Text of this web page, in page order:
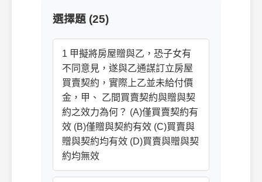
選擇題 (25)
1 甲擬將房屋贈與乙，恐子女有
不同意見，遂與乙通謀訂立房屋
買賣契約，實際上乙並未給付價
金，甲、 乙間買賣契約與贈與契
約之效力為何？ (A)僅買賣契約有
效 (B)僅贈與契約有效 (C)買賣與
贈與契約均有效 (D)買賣與贈與契
約均無效